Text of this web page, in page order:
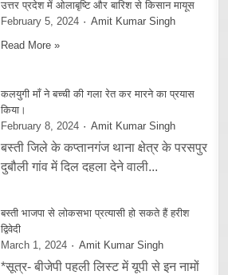
उत्तर प्रदेश में ओलाबृष्टि और बारिश से किसान मायूस
February 5, 2024
Amit Kumar Singh
Read More »
कलयुगी माँ ने बच्ची की गला रेत कर मारने का प्रयास
किया।
February 8, 2024
Amit Kumar Singh
बस्ती जिले के कप्तानगंज थाना क्षेत्र के परसपुर
दुबौली गांव में दिल दहला देने वाली...
बस्ती भाजपा से लोकसभा प्रत्यासी हो सकते हैं हरीश
द्विवेदी
March 1, 2024
Amit Kumar Singh
*सूत्र- बीजेपी पहली लिस्ट में यूपी से इन नामों